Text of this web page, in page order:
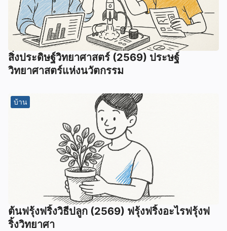
สิ่งประดิษฐ์วิทยาศาสตร์ (2569) ประษฐ์
วิทยาศาสตร์แห่งนวัตกรรม
บ้าน
ต้นฟรุ้งฟริ้งวิธีปลูก (2569) ฟรุ้งฟริ้งอะไรฟรุ้งฟ
ริ้งวิทยาศา